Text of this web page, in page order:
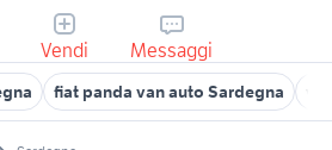
Vendi Messaggi
fiat panda van auto Sardegna